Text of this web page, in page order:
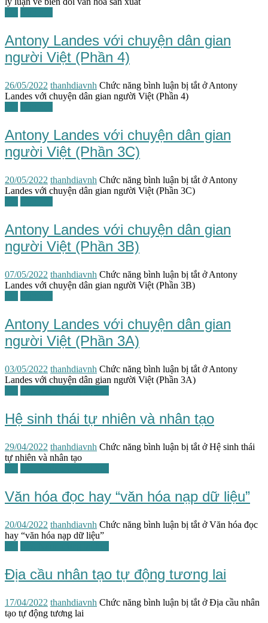
Antony Landes với chuyện dân gian
người Việt (Phần 4)
26/05/2022 thanhdiavnh Chức năng bình luận bị tắt ở Antony
Landes với chuyện dân gian người Việt (Phần 4)
Antony Landes với chuyện dân gian
người Việt (Phần 3C)
20/05/2022 thanhdiavnh Chức năng bình luận bị tắt ở Antony
Landes với chuyện dân gian người Việt (Phần 3C)
Antony Landes với chuyện dân gian
người Việt (Phần 3B)
07/05/2022 thanhdiavnh Chức năng bình luận bị tắt ở Antony
Landes với chuyện dân gian người Việt (Phần 3B)
Antony Landes với chuyện dân gian
người Việt (Phần 3A)
03/05/2022 thanhdiavnh Chức năng bình luận bị tắt ở Antony
Landes với chuyện dân gian người Việt (Phần 3A)
Hệ sinh thái tự nhiên và nhân tạo
29/04/2022 thanhdiavnh Chức năng bình luận bị tắt ở Hệ sinh thái
tự nhiên và nhân tạo
Văn hóa đọc hay “văn hóa nạp dữ liệu”
20/04/2022 thanhdiavnh Chức năng bình luận bị tắt ở Văn hóa đọc
hay “văn hóa nạp dữ liệu”
Địa cầu nhân tạo tự động tương lai
17/04/2022 thanhdiavnh Chức năng bình luận bị tắt ở Địa cầu nhân
tạo tự động tương lai